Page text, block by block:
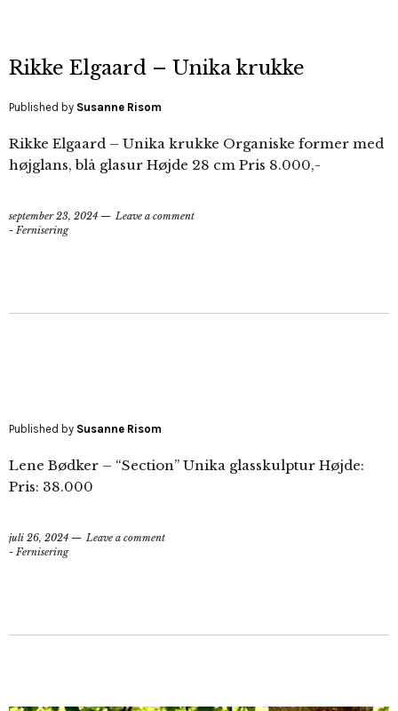
Rikke Elgaard – Unika krukke
Published by Susanne Risom
Rikke Elgaard – Unika krukke Organiske former med
højglans, blå glasur Højde 28 cm Pris 8.000,-
september 23, 2024
Leave a comment
- Fernisering
Published by Susanne Risom
Lene Bødker – “Section” Unika glasskulptur Højde:
Pris: 38.000
juli 26, 2024
Leave a comment
- Fernisering